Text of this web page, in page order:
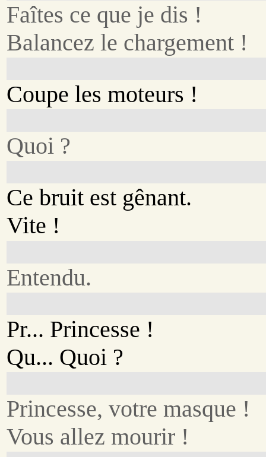
Faîtes ce que je dis !
Balancez le chargement !
Coupe les moteurs !
Quoi ?
Ce bruit est gênant.
Vite !
Entendu.
Pr... Princesse !
Qu... Quoi ?
Princesse, votre masque !
Vous allez mourir !